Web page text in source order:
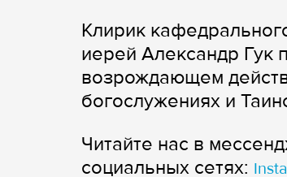
Клирик
иерей Александр Гук
возрождающем
богослужениях и
Читайте нас в
cоциальных сетях: